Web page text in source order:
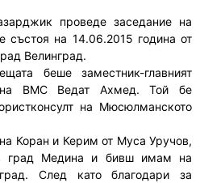
проведе заседание на
състоя на 14.06.2015 година от
Велинград.
беше заместник-главният
ВМС Ведат Ахмед. Той бе
на Мюсюлманското
Коран и Керим от Муса Уручов,
в град Медина и бивш имам на
След като благодари за